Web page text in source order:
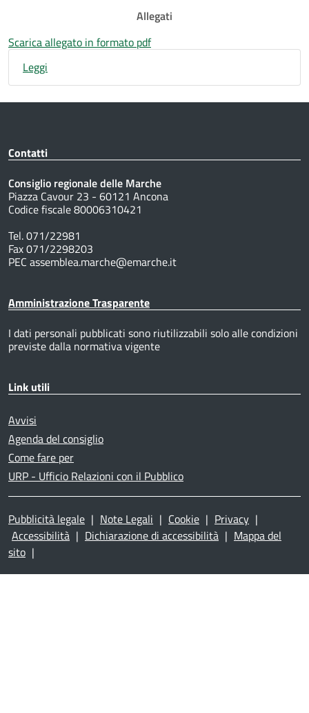
Allegati
Scarica allegato in formato pdf
Leggi
Contatti
Consiglio regionale delle Marche
Piazza Cavour 23 - 60121 Ancona
Codice fiscale 80006310421
Tel. 071/22981
Fax 071/2298203
PEC assemblea.marche@emarche.it
Amministrazione Trasparente
I dati personali pubblicati sono riutilizzabili solo alle condizioni
previste dalla normativa vigente
Link utili
Avvisi
Agenda del consiglio
Come fare per
URP - Ufficio Relazioni con il Pubblico
Pubblicità legale | Note Legali | Cookie | Privacy |
Accessibilità | Dichiarazione di accessibilità | Mappa del
sito |